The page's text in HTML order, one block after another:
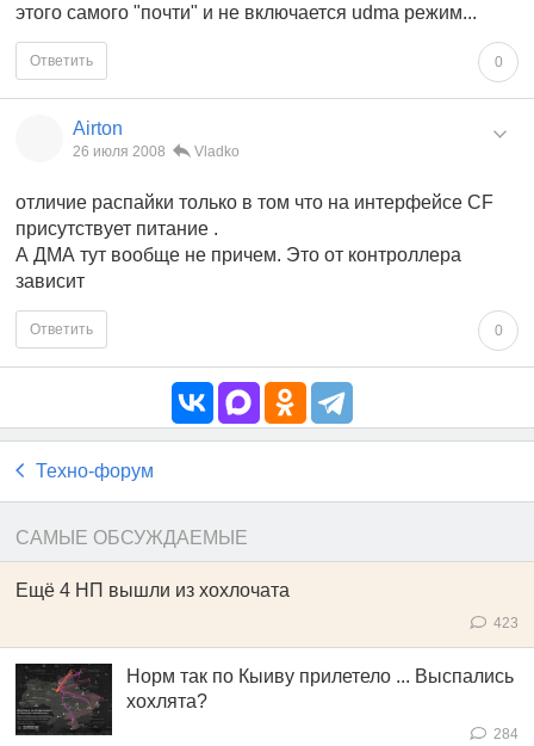
этого самого "почти" и не включается udma режим...
0
Ответить
Airton
26 июля 2008 Vladko
отличие распайки только в том что на интерфейсе CF
присутствует питание .
А ДМА тут вообще не причем. Это от контроллера
зависит
0
Ответить
Техно-форум
САМЫЕ ОБСУЖДАЕМЫЕ
Ещё 4 НП вышли из хохлочата
423
Норм так по Кыиву прилетело ... Выспались
хохлята?
284